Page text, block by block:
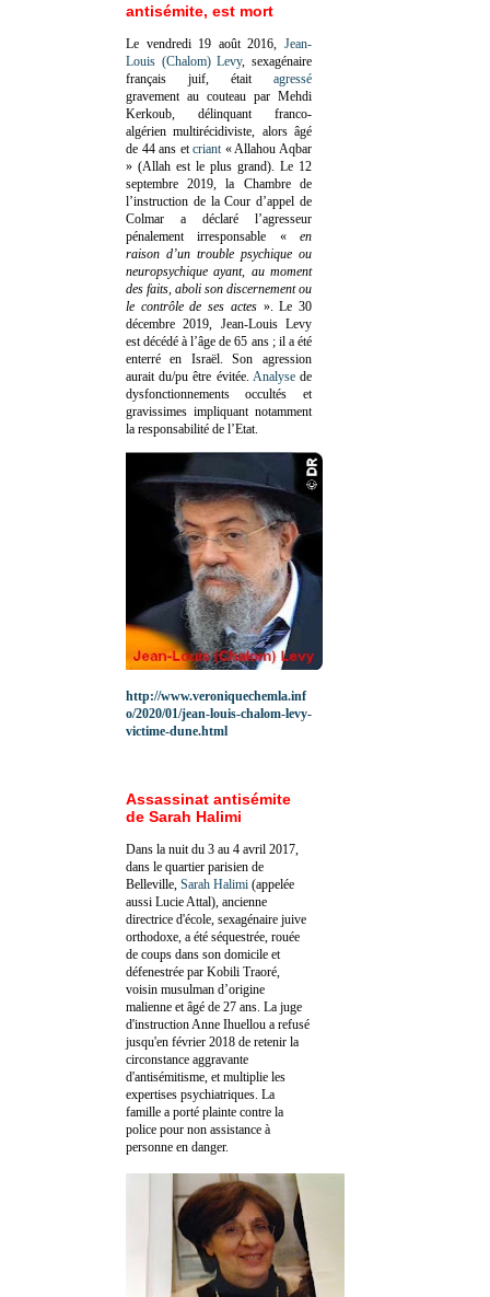
antisémite, est mort
Le vendredi 19 août 2016, Jean-
Louis (Chalom) Levy, sexagénaire
français juif, était agressé
gravement au couteau par Mehdi
Kerkoub, délinquant franco-
algérien multirécidiviste, alors âgé
de 44 ans etcriant « Allahou Aqbar
» (Allah est le plus grand). Le 12
septembre 2019, la Chambre de
l’instruction de la Cour d’appel de
Colmar a déclaré l’agresseur
pénalement irresponsable «en
raison d’un trouble psychique ou
neuropsychique ayant, au moment
des faits, aboli son discernement ou
le contrôle de ses actes». Le 30
décembre 2019, Jean-Louis Levy
est décédé à l’âge de 65 ans ; il a été
enterré en Israël. Son agression
aurait du/pu être évitée. Analysede
dysfonctionnements occultés et
gravissimes impliquant notamment
la responsabilité de l’Etat.
http://www.veroniquechemla.inf
o/2020/01/jean-louis-chalom-levy-
victime-dune.html
Assassinat antisémite
de Sarah Halimi
Dans la nuit du 3 au 4 avril 2017,
dans le quartier parisien de
Belleville, Sarah Halimi (appelée
aussi Lucie Attal), ancienne
directrice d'école, sexagénaire juive
orthodoxe, a été séquestrée, rouée
de coups dans son domicile et
défenestrée par Kobili Traoré,
voisin musulman d’origine
malienne et âgé de 27 ans. La juge
d'instruction Anne Ihuellou a refusé
jusqu'en février 2018 de retenir la
circonstance aggravante
d'antisémitisme, et multiplie les
expertises psychiatriques. La
famille a porté plainte contre la
police pour non assistance à
personne en danger.